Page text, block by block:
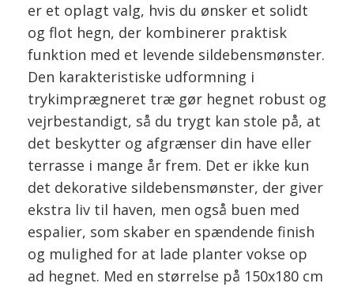
er et oplagt valg, hvis du ønsker et solidt
og flot hegn, der kombinerer praktisk
funktion med et levende sildebensmønster.
Den karakteristiske udformning i
trykimprægneret træ gør hegnet robust og
vejrbestandigt, så du trygt kan stole på, at
det beskytter og afgrænser din have eller
terrasse i mange år frem. Det er ikke kun
det dekorative sildebensmønster, der giver
ekstra liv til haven, men også buen med
espalier, som skaber en spændende finish
og mulighed for at lade planter vokse op
ad hegnet. Med en størrelse på 150x180 cm